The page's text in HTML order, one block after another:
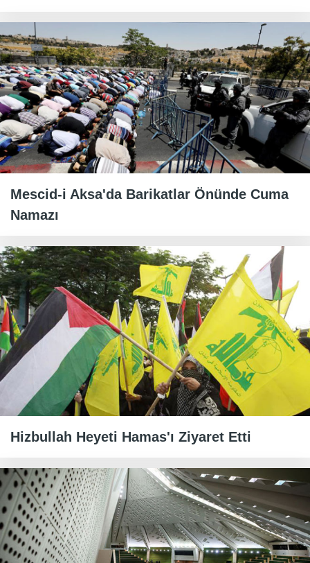
Mescid-i Aksa'da Barikatlar Önünde Cuma
Namazı
Hizbullah Heyeti Hamas'ı Ziyaret Etti